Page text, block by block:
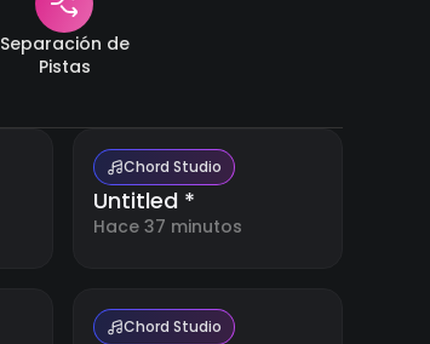
Separación de
Pistas
Chord Studio
Untitled *
Hace 37 minutos
Chord Studio